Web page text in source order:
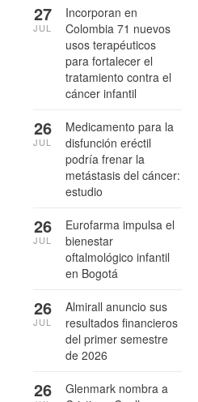
Incorporan en
Colombia 71 nuevos
usos terapéuticos
para fortalecer el
tratamiento contra el
cáncer infantil
27
JUL
Medicamento para la
disfunción eréctil
podría frenar la
metástasis del cáncer:
estudio
26
JUL
Eurofarma impulsa el
bienestar
oftalmológico infantil
en Bogotá
26
JUL
Almirall anuncio sus
resultados financieros
del primer semestre
de 2026
26
JUL
Glenmark nombra a
26